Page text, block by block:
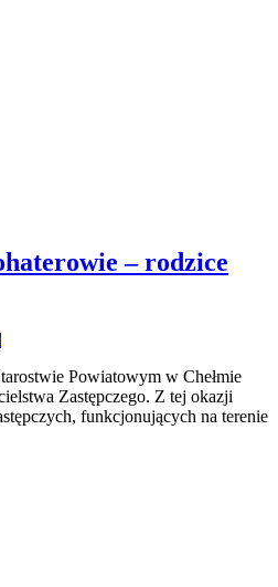
– rodzice
|
Powiatowym w Chełmie
Zastępczego. Z tej okazji
funkcjonujących na terenie